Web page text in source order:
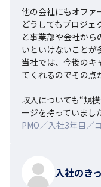
他の会社にもオファ
どうしてもプロジ
と事業部や会社か
いといけないことが
当社では、今後のキ
てくれるのでその点
収入についても“規
ージを持っていまし
PMO／入社3年目／
入社のき